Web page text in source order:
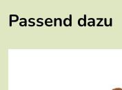
Fassungsvermögen:
Höhe:
5
4
Passend dazu